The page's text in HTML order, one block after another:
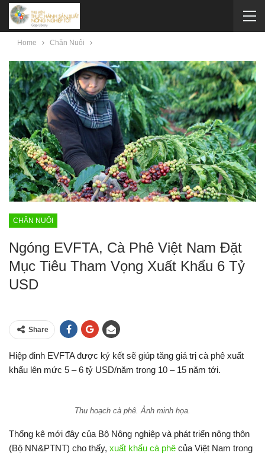
Home Chăn Nuôi
CHĂN NUÔI
Ngóng EVFTA, Cà Phê Việt Nam Đặt
Mục Tiêu Tham Vọng Xuất Khẩu 6 Tỷ
USD
Share
Hiệp đinh EVFTA được ký kết sẽ giúp tăng giá trị cà phê xuất
khẩu lên mức 5 – 6 tỷ USD/năm trong 10 – 15 năm tới.
Thu hoạch cà phê. Ảnh minh họa.
Thống kê mới đây của Bộ Nông nghiệp và phát triển nông thôn
(Bộ NN&PTNT) cho thấy, xuất khẩu cà phê của Việt Nam trong